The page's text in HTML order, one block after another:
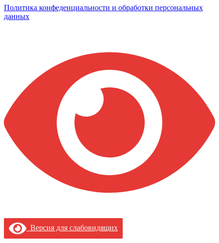
Политика конфеденциальности и обработки персональных
данных
Версия для слабовидящих